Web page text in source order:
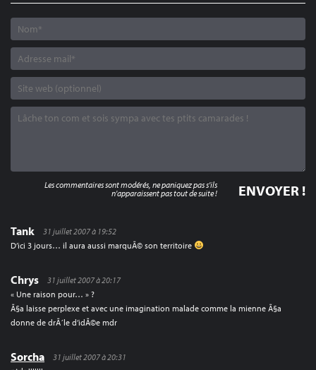
Tank
31 juillet 2007 à 19:52
D’ici 3 jours… il aura aussi marquÃ© son territoire
Chrys
31 juillet 2007 à 20:17
« Une raison pour… » ?
Ã§a laisse perplexe et avec une imagination malade comme la mienne Ã§a
donne de drÃ´le d’idÃ©e mdr
Sorcha
31 juillet 2007 à 20:31
Les commentaires sont modérés, ne paniquez pas s'ils
n'apparaissent pas tout de suite !